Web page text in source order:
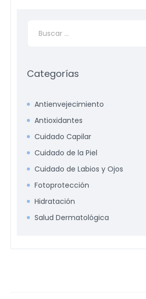
Categorías
Antienvejecimiento
Antioxidantes
Cuidado Capilar
Cuidado de la Piel
Cuidado de Labios y Ojos
Fotoprotección
Hidratación
Salud Dermatológica